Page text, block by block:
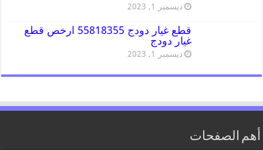
ديسمبر 1, 2023
قطع غيار دودج 55818355 ارخص قطع
غيار دودج
ديسمبر 1, 2023
أهم الصفحات